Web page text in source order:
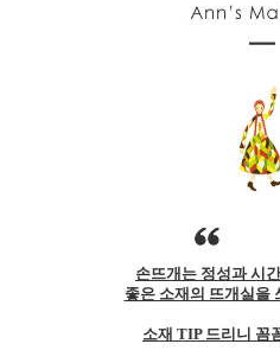
손뜨개는 정성과 시
좋은 소재의 뜨개실을
소재 TIP 드리니 꼼